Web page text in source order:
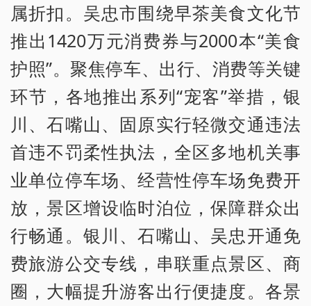
属折扣。吴忠市围绕早茶美食文化节
推出1420万元消费券与2000本“美食
护照”。聚焦停车、出行、消费等关键
环节，各地推出系列“宠客”举措，银
川、石嘴山、固原实行轻微交通违法
首违不罚柔性执法，全区多地机关事
业单位停车场、经营性停车场免费开
放，景区增设临时泊位，保障群众出
行畅通。银川、石嘴山、吴忠开通免
费旅游公交专线，串联重点景区、商
圈，大幅提升游客出行便捷度。各景